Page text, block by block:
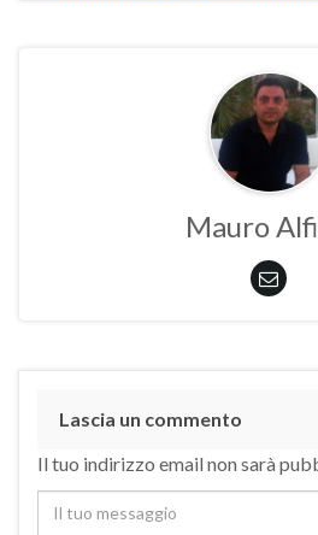
Mauro
Lascia un commento
Il tuo indirizzo email non sarà